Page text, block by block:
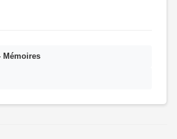
Mémoires